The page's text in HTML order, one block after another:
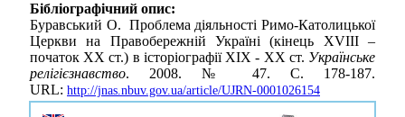
Бібліографічний опис:
Буравський О. Проблема діяльності Римо-Католицької
Церкви на Правобережній Україні (кінець ХVІІІ –
початок XX ст.) в історіографії ХІХ - XX ст. Українське
релігієзнавство. 2008. № 47. С. 178-187.
URL: http://jnas.nbuv.gov.ua/article/UJRN-0001026154